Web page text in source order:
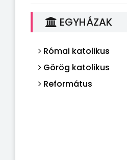
EGYHÁZAK
Római katolikus
Görög katolikus
Református